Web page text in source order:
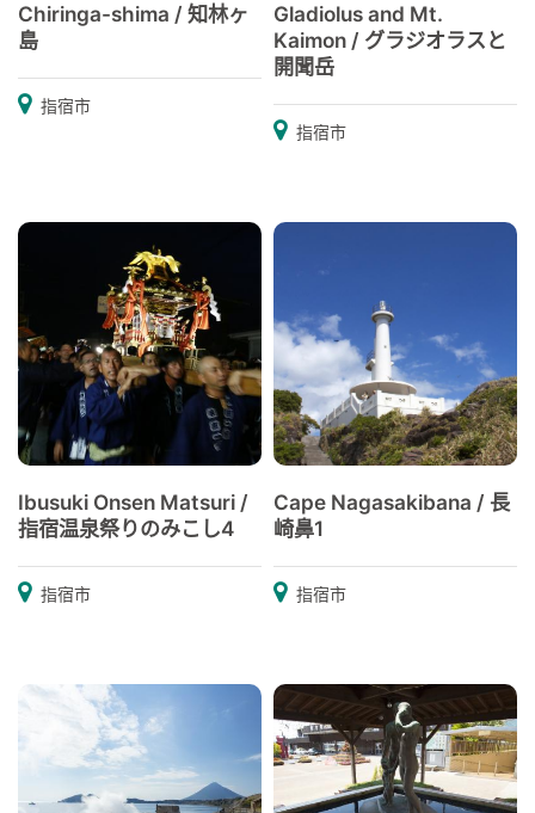
Chiringa-shima / 知林ヶ
島
指宿市
Gladiolus and Mt.
Kaimon / グラジオラスと
開聞岳
指宿市
Ibusuki Onsen Matsuri /
指宿温泉祭りのみこし4
指宿市
Cape Nagasakibana / 長
崎鼻1
指宿市